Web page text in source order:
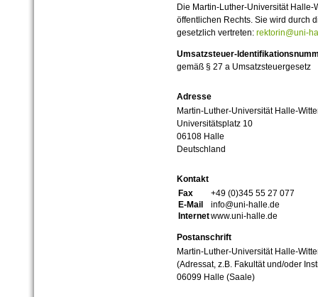
Die Martin-Luther-Universität
öffentlichen Rechts. Sie wird durch
gesetzlich vertreten: rektorin@uni-
Umsatzsteuer-
gemäß § 27 a Umsatzsteuergesetz
Adresse
Martin-Luther-Universität Halle-
Universitätsplatz 10
06108 Halle
Deutschland
Kontakt
Fax
+49 (0)345 55 27 077
E-Mail
info@uni-halle.de
Internetwww.uni-halle.de
Postanschrift
Martin-Luther-Universität Halle-
(Adressat, z.B. Fakultät und/oder
06099 Halle (Saale)